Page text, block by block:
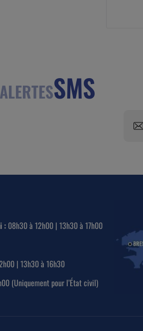
ALERTESSMS
:08h30 à 12h00 | 13h30 à 17h00
| 13h30 à 16h30
(Uniquement pour l’État civil)